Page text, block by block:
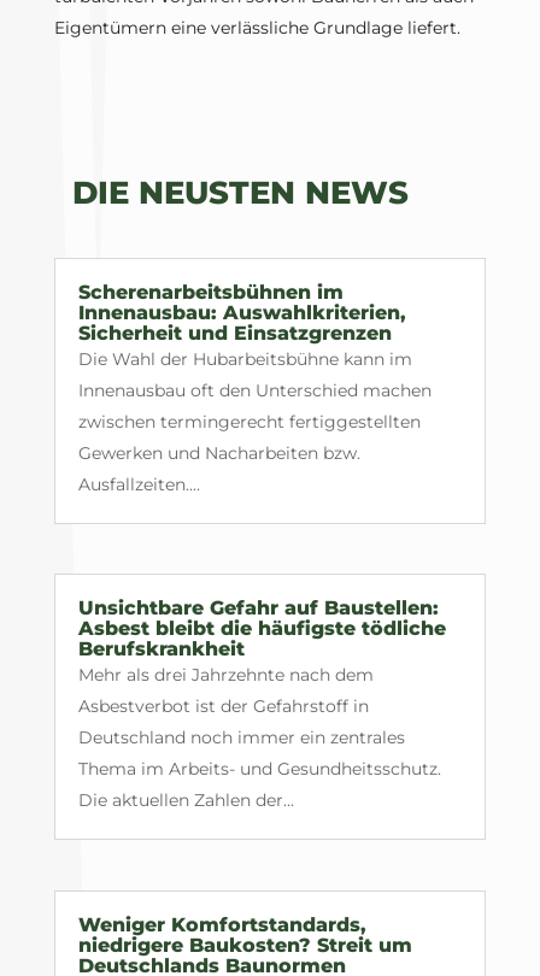
Eigentümern eine verlässliche Grundlage liefert.
DIE NEUSTEN NEWS
Scherenarbeitsbühnen im
Innenausbau: Auswahlkriterien,
Sicherheit und Einsatzgrenzen
Die Wahl der Hubarbeitsbühne kann im
Innenausbau oft den Unterschied machen
zwischen termingerecht fertiggestellten
Gewerken und Nacharbeiten bzw.
Ausfallzeiten....
Unsichtbare Gefahr auf Baustellen:
Asbest bleibt die häufigste tödliche
Berufskrankheit
Mehr als drei Jahrzehnte nach dem
Asbestverbot ist der Gefahrstoff in
Deutschland noch immer ein zentrales
Thema im Arbeits- und Gesundheitsschutz.
Die aktuellen Zahlen der...
Weniger Komfortstandards,
niedrigere Baukosten? Streit um
Deutschlands Baunormen